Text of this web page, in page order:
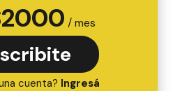
2000 / mes
cuenta? Ingresá